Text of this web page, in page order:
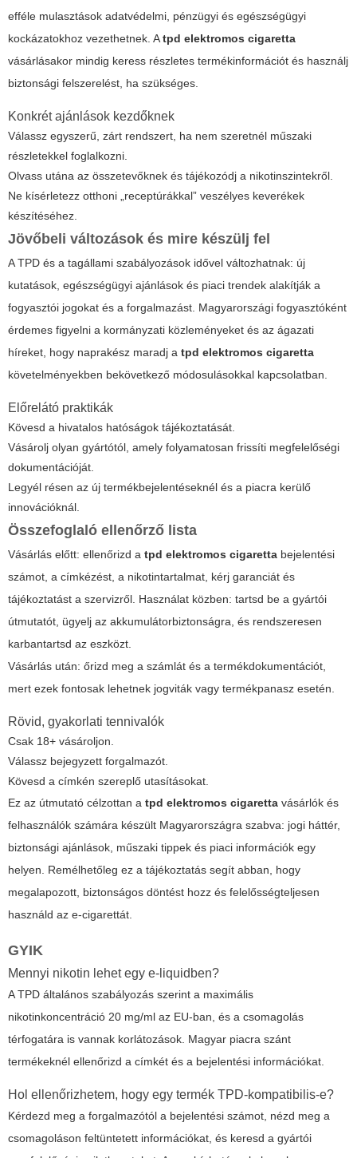
efféle mulasztások adatvédelmi, pénzügyi és egészségügyi
kockázatokhoz vezethetnek. Atpd elektromos cigaretta
vásárlásakor mindig keress részletes termékinformációt és használj
biztonsági felszerelést, ha szükséges.
Konkrét ajánlások kezdőknek
Válassz egyszerű, zárt rendszert, ha nem szeretnél műszaki
részletekkel foglalkozni.
Olvass utána az összetevőknek és tájékozódj a nikotinszintekről.
Ne kísérletezz otthoni „receptúrákkal” veszélyes keverékek
készítéséhez.
Jövőbeli változások és mire készülj fel
A TPD és a tagállami szabályozások idővel változhatnak: új
kutatások, egészségügyi ajánlások és piaci trendek alakítják a
fogyasztói jogokat és a forgalmazást. Magyarországi fogyasztóként
érdemes figyelni a kormányzati közleményeket és az ágazati
híreket, hogy naprakész maradj a tpd elektromos cigaretta
követelményekben bekövetkező módosulásokkal kapcsolatban.
Előrelátó praktikák
Kövesd a hivatalos hatóságok tájékoztatását.
Vásárolj olyan gyártótól, amely folyamatosan frissíti megfelelőségi
dokumentációját.
Legyél résen az új termékbejelentéseknél és a piacra kerülő
innovációknál.
Összefoglaló ellenőrző lista
Vásárlás előtt: ellenőrizd a tpd elektromos cigaretta bejelentési
számot, a címkézést, a nikotintartalmat, kérj garanciát és
tájékoztatást a szervizről. Használat közben: tartsd be a gyártói
útmutatót, ügyelj az akkumulátorbiztonságra, és rendszeresen
karbantartsd az eszközt.
Vásárlás után: őrizd meg a számlát és a termékdokumentációt,
mert ezek fontosak lehetnek jogviták vagy termékpanasz esetén.
Rövid, gyakorlati tennivalók
Csak 18+ vásároljon.
Válassz bejegyzett forgalmazót.
Kövesd a címkén szereplő utasításokat.
Ez az útmutató célzottan a tpd elektromos cigaretta vásárlók és
felhasználók számára készült Magyarországra szabva: jogi háttér,
biztonsági ajánlások, műszaki tippek és piaci információk egy
helyen. Remélhetőleg ez a tájékoztatás segít abban, hogy
megalapozott, biztonságos döntést hozz és felelősségteljesen
használd az e-cigarettát.
GYIK
Mennyi nikotin lehet egy e-liquidben?
A TPD általános szabályozás szerint a maximális
nikotinkoncentráció 20 mg/ml az EU-ban, és a csomagolás
térfogatára is vannak korlátozások. Magyar piacra szánt
termékeknél ellenőrizd a címkét és a bejelentési információkat.
Hol ellenőrizhetem, hogy egy termék TPD-kompatibilis-e?
Kérdezd meg a forgalmazótól a bejelentési számot, nézd meg a
csomagoláson feltüntetett információkat, és keresd a gyártói